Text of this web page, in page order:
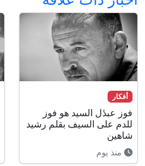
أفكار
فوز عبدٔل السيد هو فوز
للدم على السيف بقلم رشيد
شاهين
منذ يوم